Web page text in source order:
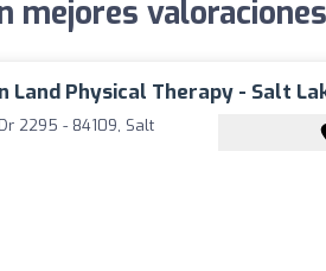
mejores
Land Physical Therapy - Salt
2295 - 84109, Salt